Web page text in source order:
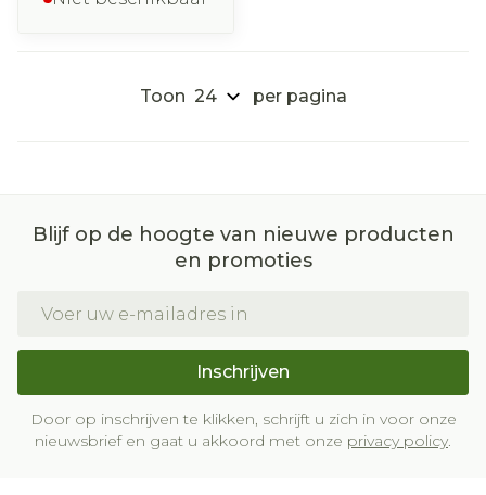
Toon per pagina
Blijf op de hoogte van nieuwe producten
en promoties
Inschrijven
Door op inschrijven te klikken, schrijft u zich in voor onze
nieuwsbrief en gaat u akkoord met onze privacy policy.